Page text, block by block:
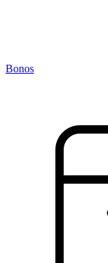
Bonos